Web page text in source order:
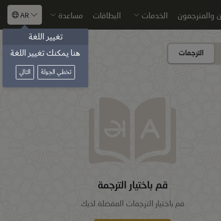
والمترجمون الخدمات البطاقات مساعدة AR
الترجمات اختيار الترجمة
قم باختيار الترجمة
قم باختيار الترجمات المفضلة لديك
تغيير اللغة
هنا يمكنك تغيير اللغة
تخطي الجولة التالي